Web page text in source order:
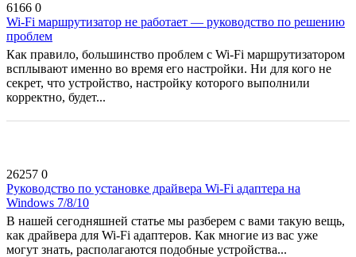
6166 0
Wi-Fi маршрутизатор не работает — руководство по решению
проблем
Как правило, большинство проблем с Wi-Fi маршрутизатором
всплывают именно во время его настройки. Ни для кого не
секрет, что устройство, настройку которого выполнили
корректно, будет...
26257 0
Руководство по установке драйвера Wi-Fi адаптера на
Windows 7/8/10
В нашей сегодняшней статье мы разберем с вами такую вещь,
как драйвера для Wi-Fi адаптеров. Как многие из вас уже
могут знать, располагаются подобные устройства...